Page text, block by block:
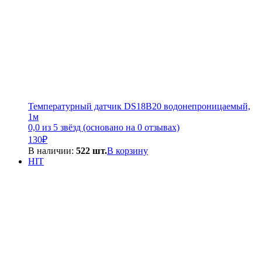
Температурный датчик DS18B20 водонепроницаемый,
1м
0,0 из 5 звёзд (основано на 0 отзывах)
130₽
В наличии: 522 шт.В корзину
HIT